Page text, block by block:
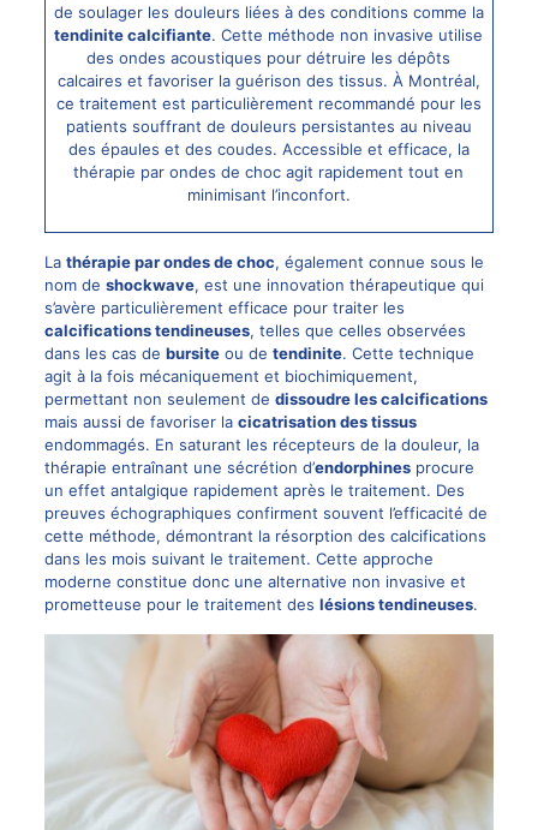
de soulager les douleurs liées à des conditions comme la
tendinite calcifiante. Cette méthode non invasive utilise
des ondes acoustiques pour détruire les dépôts
calcaires et favoriser la guérison des tissus. À Montréal,
ce traitement est particulièrement recommandé pour les
patients souffrant de douleurs persistantes au niveau
des épaules et des coudes. Accessible et efficace, la
thérapie par ondes de choc agit rapidement tout en
minimisant l’inconfort.
La thérapie par ondes de choc, également connue sous le
nom de shockwave, est une innovation thérapeutique qui
s’avère particulièrement efficace pour traiter les
calcifications tendineuses, telles que celles observées
dans les cas de bursiteou de tendinite. Cette technique
agit à la fois mécaniquement et biochimiquement,
permettant non seulement de dissoudre les calcifications
mais aussi de favoriser la cicatrisation des tissus
endommagés. En saturant les récepteurs de la douleur, la
thérapie entraînant une sécrétion d’endorphinesprocure
un effet antalgique rapidement après le traitement. Des
preuves échographiques confirment souvent l’efficacité de
cette méthode, démontrant la résorption des calcifications
dans les mois suivant le traitement. Cette approche
moderne constitue donc une alternative non invasive et
prometteuse pour le traitement des lésions tendineuses.